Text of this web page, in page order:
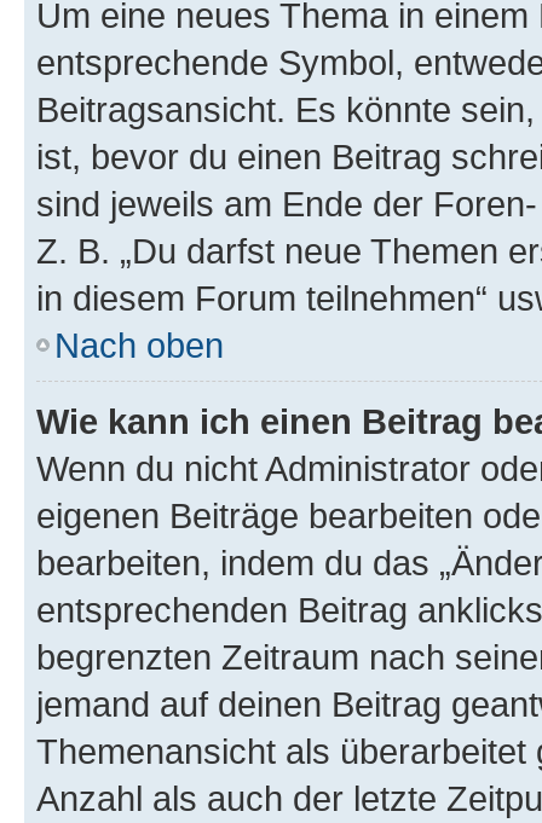
Um eine neues Thema in
entsprechende Symbol,
Beitragsansicht. Es könnte
ist, bevor du einen Beitrag
sind jeweils am Ende der
Z. B. „Du darfst neue Themen
in diesem Forum teilnehmen“
Nach oben
Wie kann ich einen Beitrag
Wenn du nicht Administrator
eigenen Beiträge bearbeiten
bearbeiten, indem du das
entsprechenden Beitrag
begrenzten Zeitraum nach
jemand auf deinen Beitrag
Themenansicht als
Anzahl als auch der letzte